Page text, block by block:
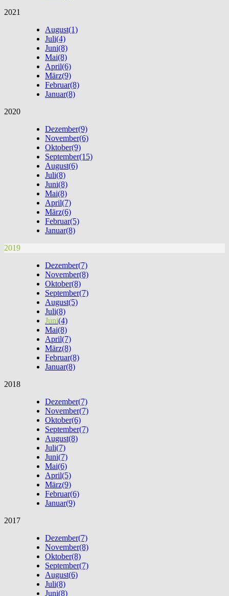
2021
August(1)
Juli(4)
Juni(8)
Mai(8)
April(6)
März(9)
Februar(8)
Januar(8)
2020
Dezember(9)
November(6)
Oktober(9)
September(15)
August(6)
Juli(8)
Juni(8)
Mai(8)
April(7)
März(6)
Februar(5)
Januar(8)
2019
Dezember(7)
November(8)
Oktober(8)
September(7)
August(5)
Juli(8)
Juni(4)
Mai(8)
April(7)
März(8)
Februar(8)
Januar(8)
2018
Dezember(7)
November(7)
Oktober(6)
September(7)
August(8)
Juli(7)
Juni(7)
Mai(6)
April(5)
März(9)
Februar(6)
Januar(9)
2017
Dezember(7)
November(8)
Oktober(8)
September(7)
August(6)
Juli(8)
Juni(8)